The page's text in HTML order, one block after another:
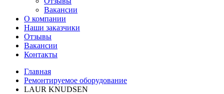
Вакансии
О компании
Наши заказчики
Отзывы
Вакансии
Контакты
Главная
Ремонтируемое оборудование
LAUR KNUDSEN